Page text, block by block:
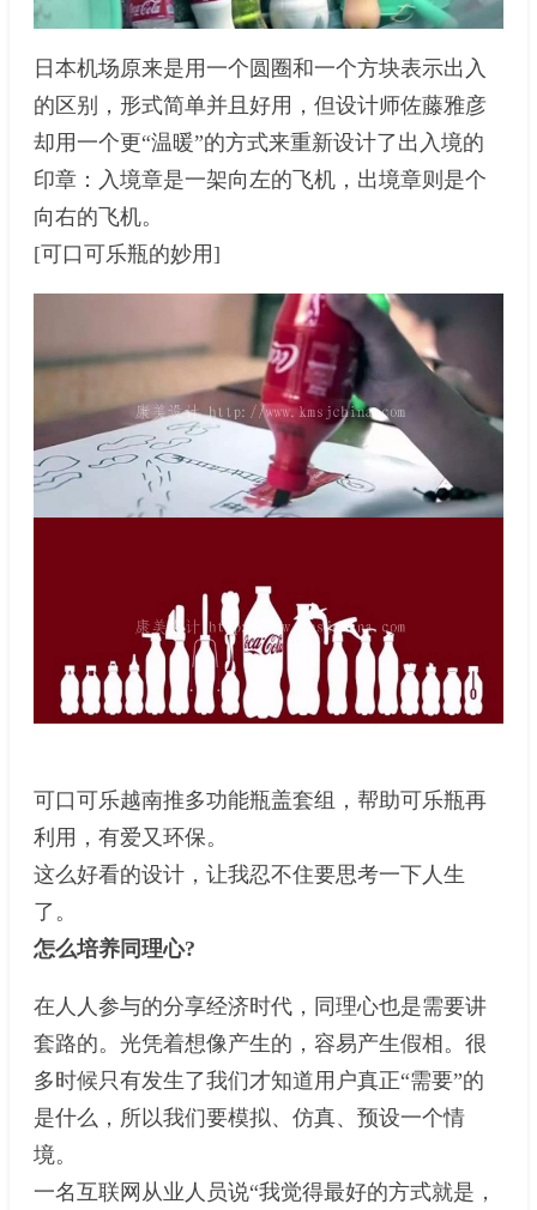
日本机场原来是用一个圆圈和一个方块表示出入
的区别，形式简单并且好用，但设计师佐藤雅彦
却用一个更“温暖”的方式来重新设计了出入境的
印章：入境章是一架向左的飞机，出境章则是个
向右的飞机。
[可口可乐瓶的妙用]
可口可乐越南推多功能瓶盖套组，帮助可乐瓶再
利用，有爱又环保。
这么好看的设计，让我忍不住要思考一下人生
了。
怎么培养同理心?
在人人参与的分享经济时代，同理心也是需要讲
套路的。光凭着想像产生的，容易产生假相。很
多时候只有发生了我们才知道用户真正“需要”的
是什么，所以我们要模拟、仿真、预设一个情
境。
一名互联网从业人员说“我觉得最好的方式就是，